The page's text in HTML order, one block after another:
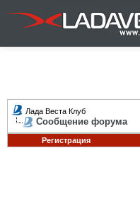
Лада Веста Клуб
Сообщение форума
Регистрация